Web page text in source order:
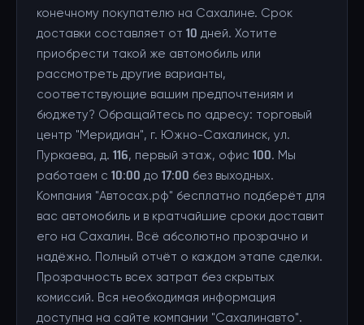
конечному покупателю на Сахалине. Срок
доставки составляет от 10 дней. Хотите
приобрести такой же автомобиль или
рассмотреть другие варианты,
соответствующие вашим предпочтениям и
бюджету? Обращайтесь по адресу: торговый
центр "Меридиан", г. Южно-Сахалинск, ул.
Пуркаева, д. 116, первый этаж, офис 100. Мы
работаем с 10:00 до 17:00 без выходных.
Компания "Автосах.рф" бесплатно подберёт для
вас автомобиль и в кратчайшие сроки доставит
его на Сахалин. Всё абсолютно прозрачно и
надёжно. Полный отчёт о каждом этапе сделки.
Прозрачность всех затрат без скрытых
комиссий. Вся необходимая информация
доступна на сайте компании "Сахалинавто".